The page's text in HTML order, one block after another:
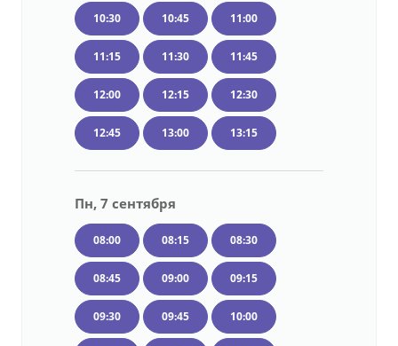
10:30 10:45 11:00
11:15 11:30 11:45
12:00 12:15 12:30
12:45 13:00 13:15
Пн, 7 сентября
08:00 08:15 08:30
08:45 09:00 09:15
09:30 09:45 10:00